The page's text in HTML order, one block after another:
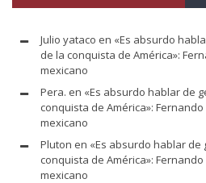
Julio yataco en «Es absurdo
de la conquista de América»:
mexicano
Pera. en «Es absurdo hablar de
conquista de América»:
mexicano
Pluton en «Es absurdo hablar de
conquista de América»:
mexicano